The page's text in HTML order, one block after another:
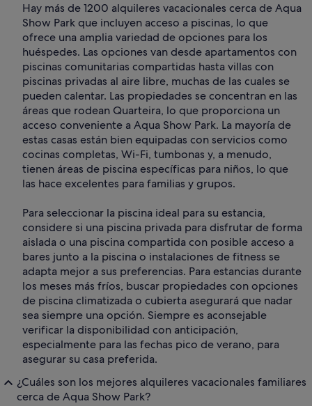
Hay más de 1200 alquileres vacacionales cerca de Aqua
Show Park que incluyen acceso a piscinas, lo que
ofrece una amplia variedad de opciones para los
huéspedes. Las opciones van desde apartamentos con
piscinas comunitarias compartidas hasta villas con
piscinas privadas al aire libre, muchas de las cuales se
pueden calentar. Las propiedades se concentran en las
áreas que rodean Quarteira, lo que proporciona un
acceso conveniente a Aqua Show Park. La mayoría de
estas casas están bien equipadas con servicios como
cocinas completas, Wi-Fi, tumbonas y, a menudo,
tienen áreas de piscina específicas para niños, lo que
las hace excelentes para familias y grupos.
Para seleccionar la piscina ideal para su estancia,
considere si una piscina privada para disfrutar de forma
aislada o una piscina compartida con posible acceso a
bares junto a la piscina o instalaciones de fitness se
adapta mejor a sus preferencias. Para estancias durante
los meses más fríos, buscar propiedades con opciones
de piscina climatizada o cubierta asegurará que nadar
sea siempre una opción. Siempre es aconsejable
verificar la disponibilidad con anticipación,
especialmente para las fechas pico de verano, para
asegurar su casa preferida.
¿Cuáles son los mejores alquileres vacacionales familiares
cerca de Aqua Show Park?